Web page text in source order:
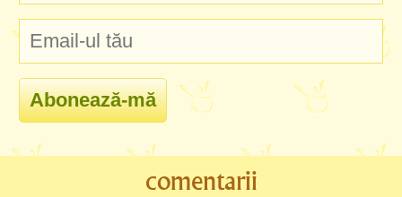
comentarii